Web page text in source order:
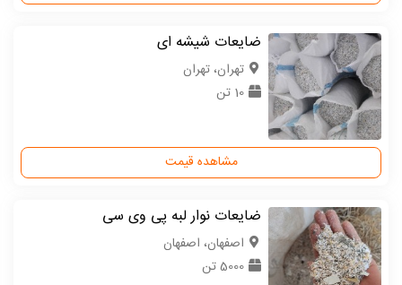
ضایعات شیشه ای
تهران، تهران
10 تن
مشاهده قیمت
ضایعات نوار لبه پی وی سی
اصفهان، اصفهان
5000 تن